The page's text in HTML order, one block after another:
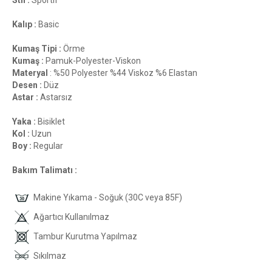
Kalıp : Basic
Kumaş Tipi : Örme
Kumaş : Pamuk-Polyester-Viskon
Materyal : %50 Polyester %44 Viskoz %6 Elastan
Desen : Düz
Astar : Astarsız
Yaka : Bisiklet
Kol : Uzun
Boy : Regular
Bakım Talimatı :
Makine Yıkama - Soğuk (30C veya 85F)
Ağartıcı Kullanılmaz
Tambur Kurutma Yapılmaz
Sıkılmaz